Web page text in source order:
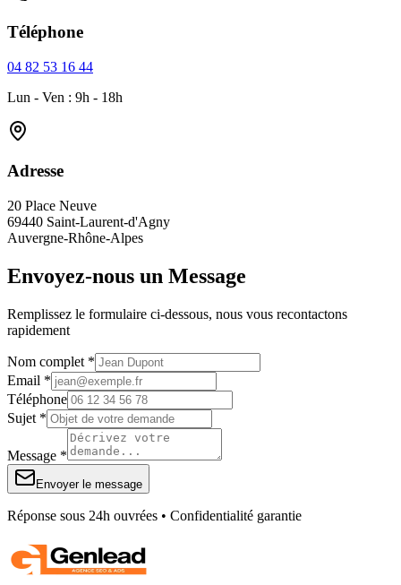
Téléphone
04 82 53 16 44
Lun - Ven : 9h - 18h
Adresse
20 Place Neuve
69440 Saint-Laurent-d'Agny
Auvergne-Rhône-Alpes
Envoyez-nous un Message
Remplissez le formulaire ci-dessous, nous vous recontactons
rapidement
Nom complet *
Email *
Téléphone
Sujet *
Message *
Envoyer le message
Réponse sous 24h ouvrées • Confidentialité garantie